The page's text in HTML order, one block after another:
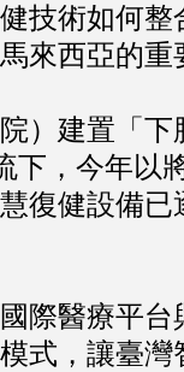
技術如何整
來西亞的重
）建置「下
下，今年以
復健設備已
際醫療平台
式，讓臺灣